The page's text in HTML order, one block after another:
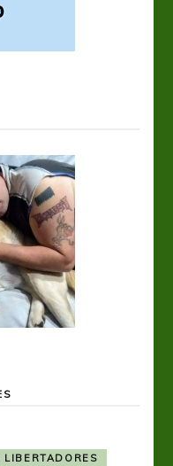
LIBERTADORES